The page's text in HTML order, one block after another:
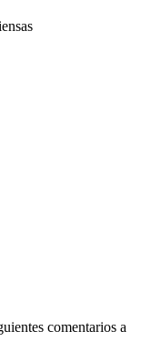
comentarios a